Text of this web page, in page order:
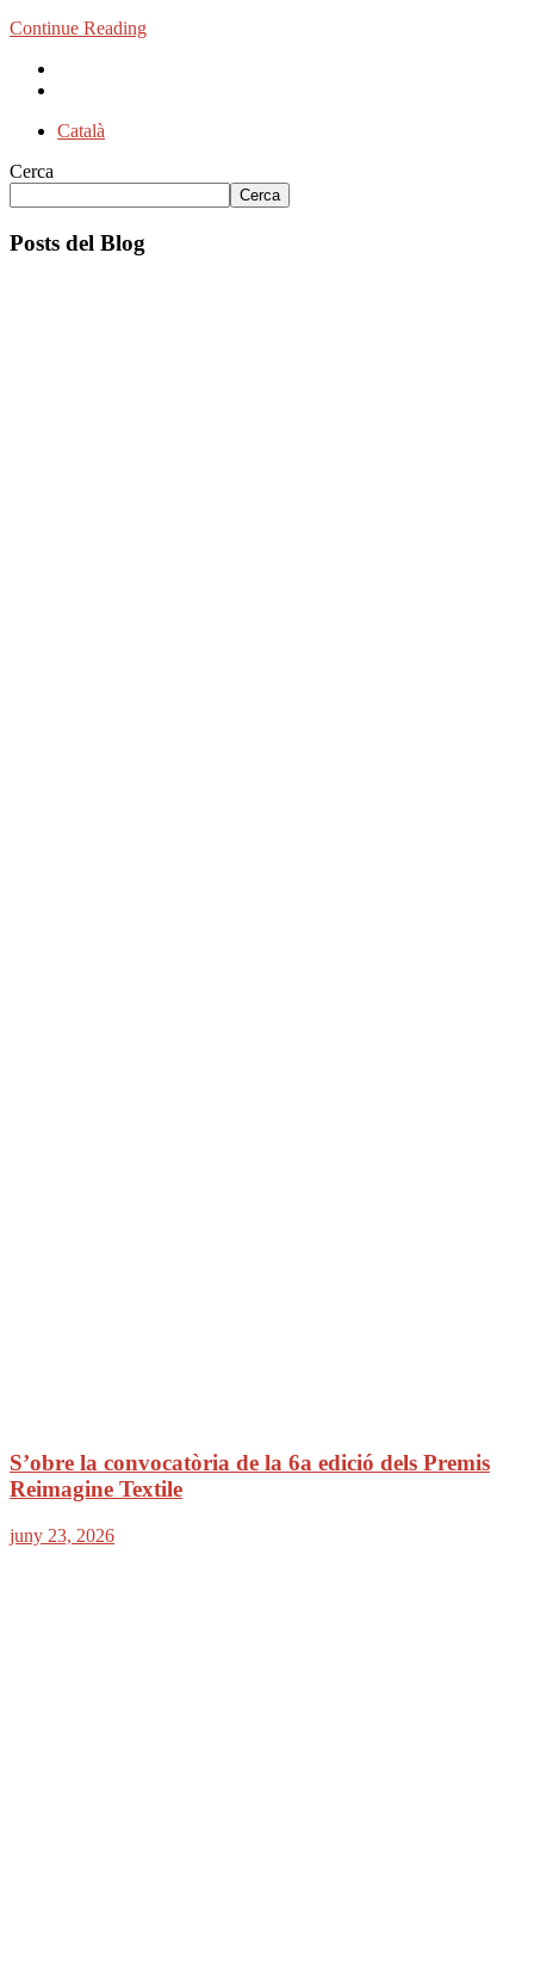
Continue Reading
Català
Cerca
Cerca
Posts del Blog
S’obre la convocatòria de la 6a edició dels Premis
Reimagine Textile
juny 23, 2026